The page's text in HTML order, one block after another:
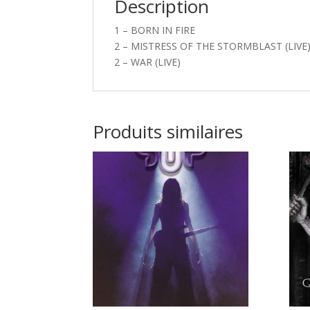
Description
1 – BORN IN FIRE
2 – MISTRESS OF THE STORMBLAST
2 – WAR (LIVE)
Produits similaires